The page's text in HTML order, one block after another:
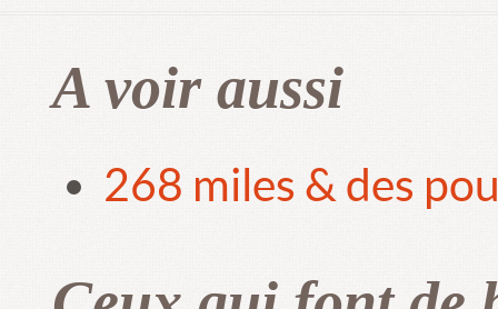
A voir aussi
268 miles & des